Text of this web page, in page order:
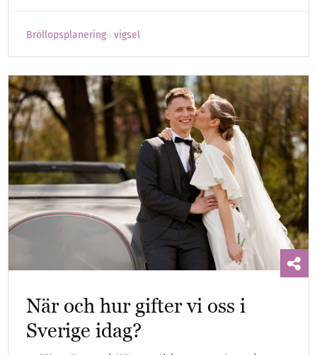
Bröllopsplanering vigsel
När och hur gifter vi oss i
Sverige idag?